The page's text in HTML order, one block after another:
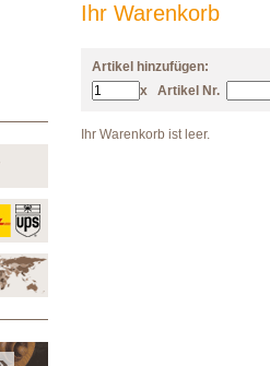
Ihr Warenkorb
Artikel hinzufügen:
x
Artikel Nr.
Ihr Warenkorb ist leer.